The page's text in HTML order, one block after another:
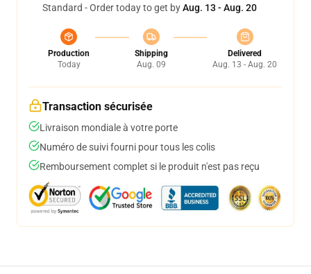
Standard - Order today to get byAug. 13 - Aug. 20
Production
Today
Shipping
Aug. 09
Delivered
Aug. 13 - Aug. 20
Transaction sécurisée
Livraison mondiale à votre porte
Numéro de suivi fourni pour tous les colis
Remboursement complet si le produit n'est pas reçu